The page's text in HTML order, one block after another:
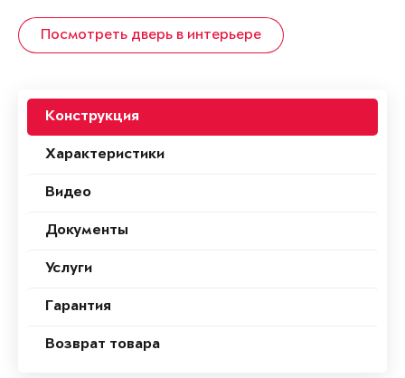
Посмотреть дверь в интерьере
Конструкция
Характеристики
Видео
Документы
Услуги
Гарантия
Возврат товара